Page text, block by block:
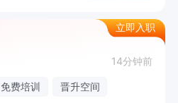
立即入职
14分钟前
免费培训 晋升空间